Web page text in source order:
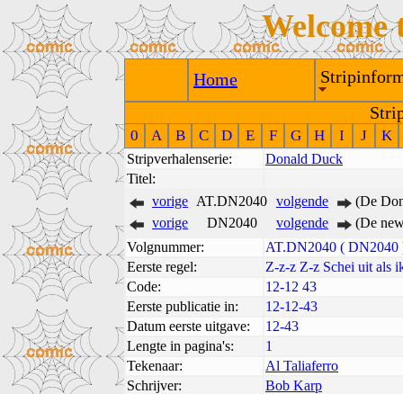
Welcome
Home
0 A B C D E F G H I J K
Stripverhalenserie:
Donald Duck
Titel:
vorige AT.DN2040 volgende
(De
vorige
DN2040 volgende
(De
Volgnummer:
AT.DN2040 ( DN2040
Eerste regel:
Z-z-z Z-z Schei uit als
Code:
12-12 43
Eerste publicatie in:
12-12-43
Datum eerste uitgave:
12-43
Lengte in pagina's:
1
Tekenaar:
Al Taliaferro
Schrijver:
Bob Karp